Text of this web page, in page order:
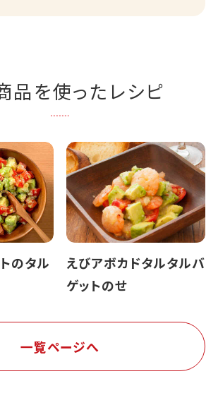
品を使ったレシピ
のタル
えびアボカドタルタルバ
ゲットのせ
一覧ページへ